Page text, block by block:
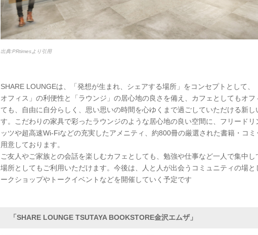
出典:PRtimesより引用
SHARE LOUNGEは、「発想が生まれ、シェアする場所」をコンセプトとして、
オフィス」の利便性と「ラウンジ」の居心地の良さを備え、カフェとしてもオフ
ても、自由に自分らしく、思い思いの時間を心ゆくまで過ごしていただける新し
す。こだわりの家具で彩ったラウンジのような居心地の良い空間に、フリードリ
ッツや超高速Wi-Fiなどの充実したアメニティ、約800冊の厳選された書籍・コミ
用意しております。
ご友人やご家族との会話を楽しむカフェとしても、勉強や仕事など一人で集中し
場所としてもご利用いただけます。今後は、人と人が出会うコミュニティの場と
ークショップやトークイベントなどを開催していく予定です
「SHARE LOUNGE TSUTAYA BOOKSTORE金沢エムザ」